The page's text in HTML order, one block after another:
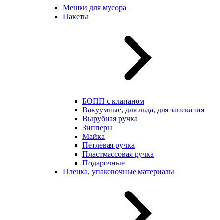
Мешки для мусора
Пакеты
БОПП с клапаном
Вакуумные, для льда, для запекания
Вырубная ручка
Зипперы
Майка
Петлевая ручка
Пластмассовая ручка
Подарочные
Пленка, упаковочные материалы